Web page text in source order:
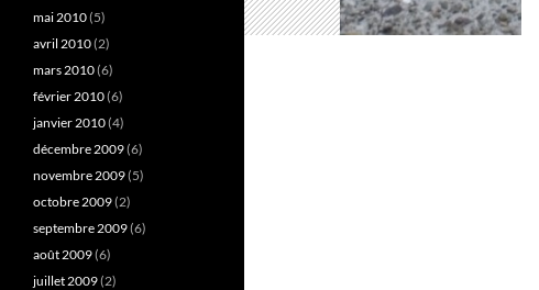
mai 2010(5)
avril 2010(2)
mars 2010(6)
février 2010(6)
janvier 2010(4)
décembre 2009(6)
novembre 2009(5)
octobre 2009(2)
septembre 2009(6)
août 2009(6)
juillet 2009(2)